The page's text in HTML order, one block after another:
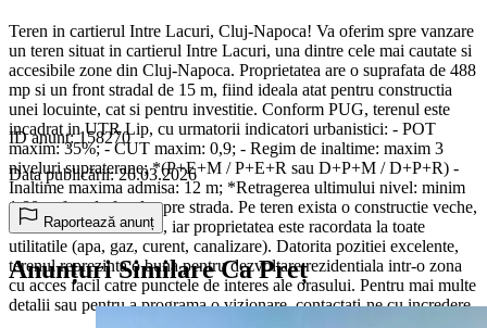
Teren in cartierul Intre Lacuri, Cluj-Napoca! Va oferim spre vanzare
un teren situat in cartierul Intre Lacuri, una dintre cele mai cautate si
accesibile zone din Cluj-Napoca. Proprietatea are o suprafata de 488
mp si un front stradal de 15 m, fiind ideala atat pentru constructia
unei locuinte, cat si pentru investitie. Conform PUG, terenul este
incadrat in UTR Lip, cu urmatorii indicatori urbanistici: - POT
maxim: 35%; - CUT maxim: 0,9; - Regim de inaltime: maxim 3
niveluri supraterane; *(P+E+M / P+E+R sau D+P+M / D+P+R) -
Inaltime maxima admisa: 12 m; *Retragerea ultimului nivel: minim
1,80 m fata de fatada spre strada. Pe teren exista o constructie veche,
care necesita demolare, iar proprietatea este racordata la toate
utilitatile (apa, gaz, curent, canalizare). Datorita pozitiei excelente,
terenul reprezinta o buna pentru dezvoltare rezidentiala intr-o zona
cu acces facil catre punctele de interes ale orasului. Pentru mai multe
detalii sau pentru a programa o vizionare, contactati-ne cu incredere.
ID anunț: 158270
Data publicării: 26.03.2026
Raportează anunț
Anunțuri Similare Ca Preț